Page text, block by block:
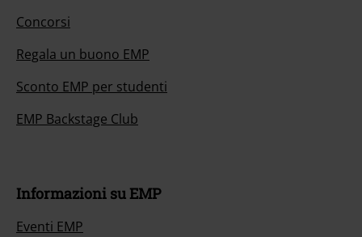
Concorsi
Regala un buono EMP
Sconto EMP per studenti
EMP Backstage Club
Informazioni su EMP
Eventi EMP